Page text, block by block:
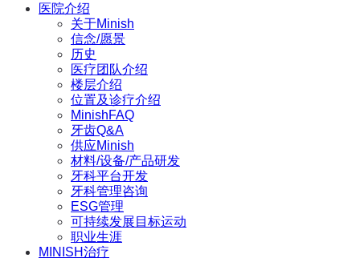
医院介绍
关于Minish
信念/愿景
历史
医疗团队介绍
楼层介绍
位置及诊疗介绍
MinishFAQ
牙齿Q&A
供应Minish
材料/设备/产品研发
牙科平台开发
牙科管理咨询
ESG管理
可持续发展目标运动
职业生涯
MINISH治疗